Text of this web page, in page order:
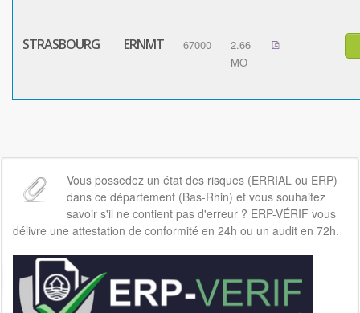
STRASBOURG ERNMT 67000
2.66
MO
Vous possedez un état des risques (ERRIAL ou ERP)
dans ce département (Bas-Rhin) et vous souhaitez
savoir s'il ne contient pas d'erreur ? ERP-VÉRIF vous
délivre une attestation de conformité en 24h ou un audit en 72h.